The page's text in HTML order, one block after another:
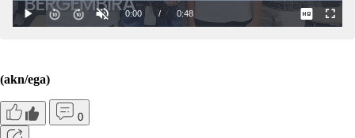
(akn/ega)
0